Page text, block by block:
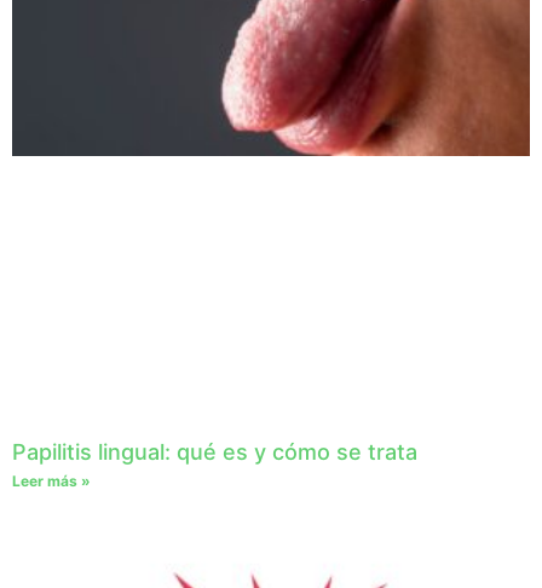
Papilitis lingual: qué es y cómo se trata
Leer más »